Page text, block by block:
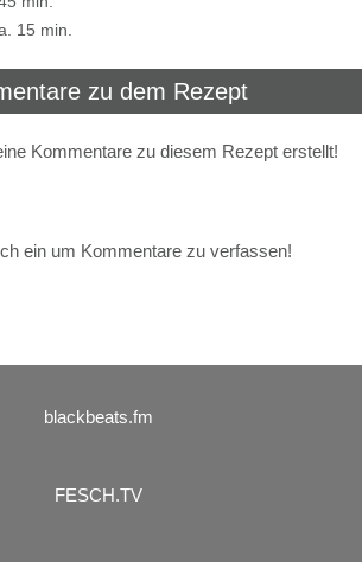
15 min.
zu dem Rezept
Kommentare zu diesem Rezept erstellt!
ein um Kommentare zu verfassen!
blackbeats.fm
FESCH.TV